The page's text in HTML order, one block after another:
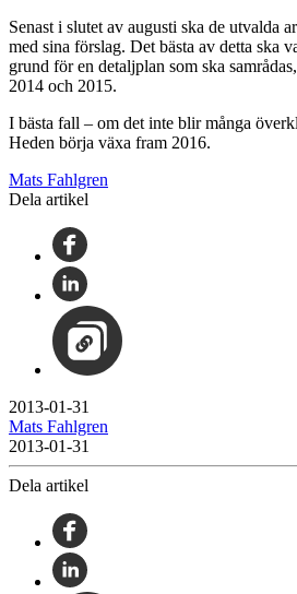
Senast i slutet av augusti ska de utvalda
med sina förslag. Det bästa av detta ska
grund för en detaljplan som ska
2014 och 2015.
I bästa fall – om det inte blir många
Heden börja växa fram 2016.
Mats Fahlgren
Dela artikel
2013-01-31
Mats Fahlgren
2013-01-31
Dela artikel